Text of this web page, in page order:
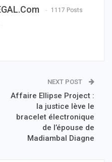
1117 Posts
NEXT POST
Affaire Ellipse Project :
la justice lève le
bracelet électronique
de l’épouse de
Madiambal Diagne